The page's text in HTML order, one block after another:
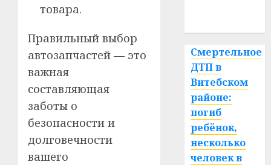
товара.
Правильный выбор
автозапчастей — это
важная
составляющая
заботы о
безопасности и
долговечности
вашего
Смертельное
ДТП в
Витебском
районе:
погиб
ребёнок,
несколько
человек в